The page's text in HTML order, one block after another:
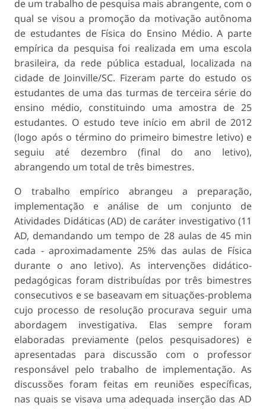
de um trabalho de pesquisa mais abrangente, com o
qual se visou a promoção da motivação autônoma
de estudantes de Física do Ensino Médio. A parte
empírica da pesquisa foi realizada em uma escola
brasileira, da rede pública estadual, localizada na
cidade de Joinville/SC. Fizeram parte do estudo os
estudantes de uma das turmas de terceira série do
ensino médio, constituindo uma amostra de 25
estudantes. O estudo teve início em abril de 2012
(logo após o término do primeiro bimestre letivo) e
seguiu até dezembro (final do ano letivo),
abrangendo um total de três bimestres.
O trabalho empírico abrangeu a preparação,
implementação e análise de um conjunto de
Atividades Didáticas (AD) de caráter investigativo (11
AD, demandando um tempo de 28 aulas de 45 min
cada - aproximadamente 25% das aulas de Física
durante o ano letivo). As intervenções didático-
pedagógicas foram distribuídas por três bimestres
consecutivos e se baseavam em situações-problema
cujo processo de resolução procurava seguir uma
abordagem investigativa. Elas sempre foram
elaboradas previamente (pelos pesquisadores) e
apresentadas para discussão com o professor
responsável pelo trabalho de implementação. As
discussões foram feitas em reuniões específicas,
nas quais se visava uma adequada inserção das AD